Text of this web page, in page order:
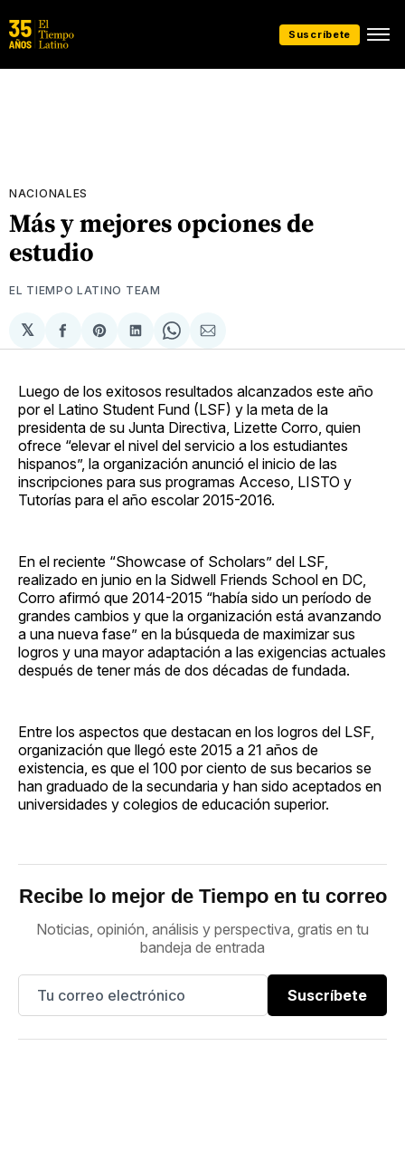
Suscríbete
NACIONALES
Más y mejores opciones de
estudio
EL TIEMPO LATINO TEAM
𝕏
Compartir
en
Share
on
Compartir
en
Share
on
Compartir
via
Luego de los exitosos resultados alcanzados este año
por el Latino Student Fund (LSF) y la meta de la
presidenta de su Junta Directiva, Lizette Corro, quien
ofrece “elevar el nivel del servicio a los estudiantes
hispanos”, la organización anunció el inicio de las
inscripciones para sus programas Acceso, LISTO y
Tutorías para el año escolar 2015-2016.
En el reciente “Showcase of Scholars” del LSF,
realizado en junio en la Sidwell Friends School en DC,
Corro afirmó que 2014-2015 “había sido un período de
grandes cambios y que la organización está avanzando
a una nueva fase” en la búsqueda de maximizar sus
logros y una mayor adaptación a las exigencias actuales
después de tener más de dos décadas de fundada.
Entre los aspectos que destacan en los logros del LSF,
organización que llegó este 2015 a 21 años de
existencia, es que el 100 por ciento de sus becarios se
han graduado de la secundaria y han sido aceptados en
universidades y colegios de educación superior.
Recibe lo mejor de Tiempo en tu correo
Noticias, opinión, análisis y perspectiva, gratis en tu
bandeja de entrada
Suscríbete